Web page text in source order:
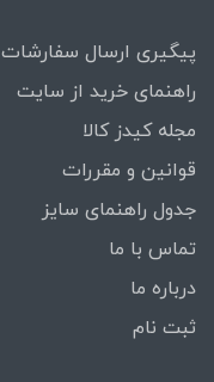
پیگیری ارسال سفارشات
راهنمای خرید از سایت
مجله کیدز کالا
قوانین و مقررات
جدول راهنمای سایز
تماس با ما
درباره ما
ثبت نام